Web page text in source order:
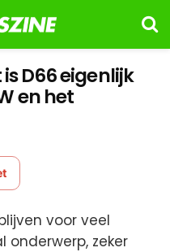
D66 eigenlijk
en het
voor veel
onderwerp, zeker